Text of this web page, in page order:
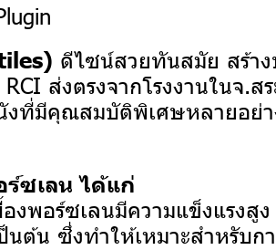
ดีไซน์สวยทันสมัย สร้าง
ส่งตรงจากโรงงานในจ.
ที่มีคุณสมบัติพิเศษหลายอย่า
ซเลน ได้แก่
องพอร์ซเลนมีความแข็งแรง
นต้น ซึ่งทำให้เหมาะสำหรับ